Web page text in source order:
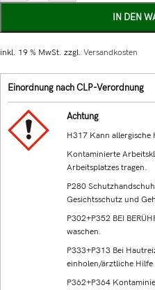
IN DEN
inkl. 19 % MwSt. zzgl. Versandkosten
Einordnung nach CLP-Verordnung
Achtung
H317 Kann allergische
Kontaminierte
Arbeitsplatzes tragen.
P280
Gesichtsschutz und
P302+P352 BEI
waschen.
P333+P313 Bei
einholen/ärztliche Hilfe
P362+P364